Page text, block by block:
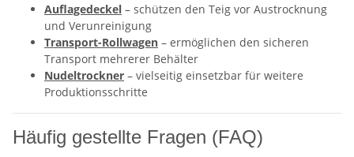
Auflagedeckel – schützen den Teig vor Austrocknung
und Verunreinigung
Transport-Rollwagen – ermöglichen den sicheren
Transport mehrerer Behälter
Nudeltrockner – vielseitig einsetzbar für weitere
Produktionsschritte
Häufig gestellte Fragen (FAQ)